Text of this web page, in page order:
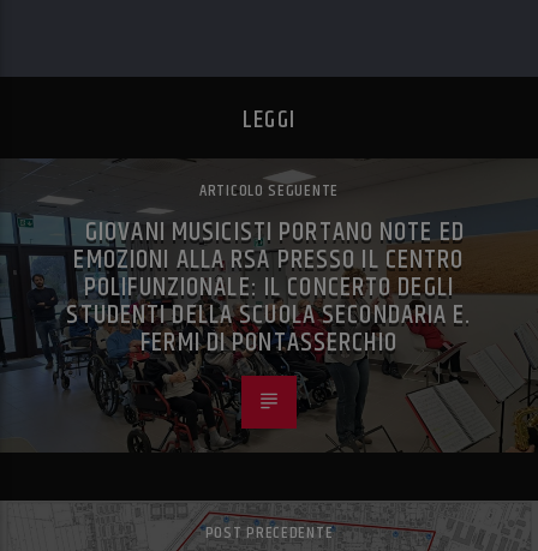
LEGGI
ARTICOLO SEGUENTE
GIOVANI MUSICISTI PORTANO NOTE ED
EMOZIONI ALLA RSA PRESSO IL CENTRO
POLIFUNZIONALE: IL CONCERTO DEGLI
STUDENTI DELLA SCUOLA SECONDARIA E.
FERMI DI PONTASSERCHIO
POST PRECEDENTE